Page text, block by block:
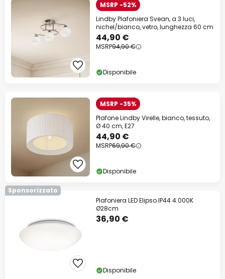
MSRP -52%
Lindby Plafoniera Svean, a 3 luci,
nichel/bianco, vetro, lunghezza 60 cm
44,90 €
MSRP94,90 €
Disponibile
MSRP -35%
Plafone Lindby Virelle, bianco, tessuto,
Ø 40 cm, E27
44,90 €
MSRP69,90 €
Disponibile
Sponsorizzato
Plafoniera LED Elipso IP44 4.000K
Ø28cm
36,90 €
Disponibile